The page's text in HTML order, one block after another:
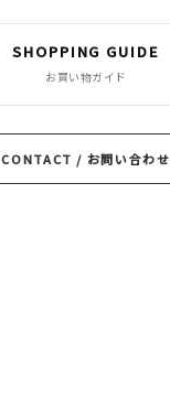
MINE
POLIQUANT
RATS
SHOPPING GUIDE
お買い物ガイド
CONTACT / お問い合わせ